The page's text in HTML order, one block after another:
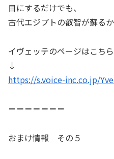
目にするだけでも、
古代エジプトの叡智が蘇る
イヴェッテのページはこち
↓
https://s.voice-inc.co.jp/
＝＝＝＝＝＝＝
おまけ情報 その５